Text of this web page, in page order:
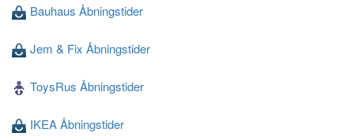
Bauhaus Åbningstider
Jem & Fix Åbningstider
ToysRus Åbningstider
IKEA Åbningstider